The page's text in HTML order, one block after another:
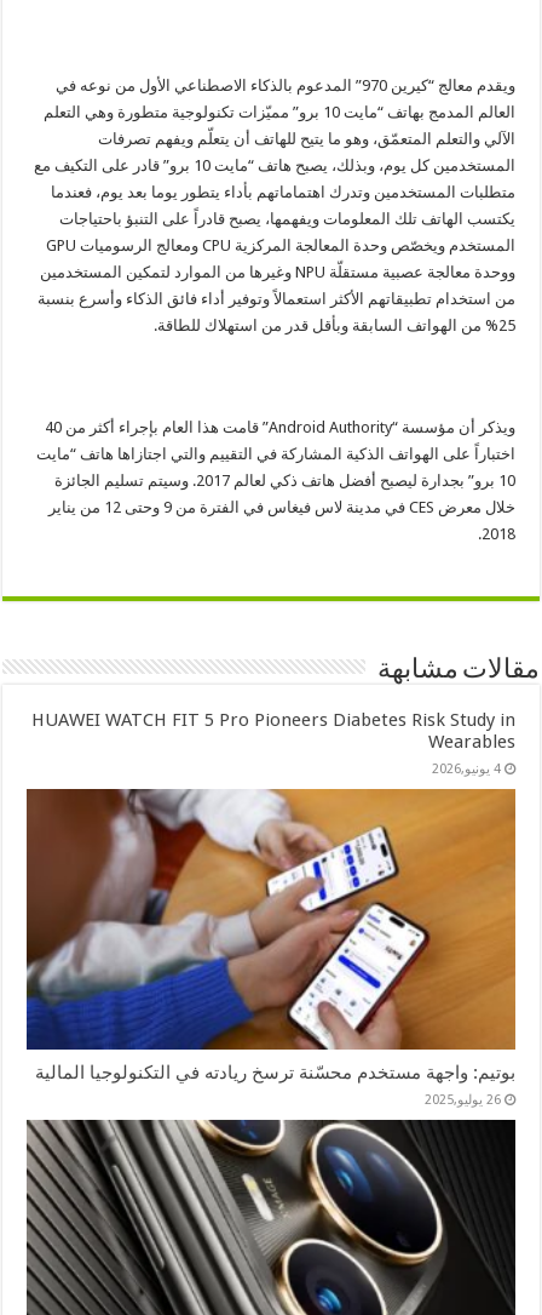
ويقدم معالج “كيرين 970” المدعوم بالذكاء الاصطناعي الأول من نوعه في
العالم المدمج بهاتف “مايت 10 برو” مميّزات تكنولوجية متطورة وهي التعلم
الآلي والتعلم المتعمّق، وهو ما يتيح للهاتف أن يتعلّم ويفهم تصرفات
المستخدمين كل يوم، وبذلك، يصبح هاتف “مايت 10 برو” قادر على التكيف مع
متطلبات المستخدمين وتدرك اهتماماتهم بأداء يتطور يوما بعد يوم، فعندما
يكتسب الهاتف تلك المعلومات ويفهمها، يصبح قادراً على التنبؤ باحتياجات
المستخدم ويخصّص وحدة المعالجة المركزية CPU ومعالج الرسوميات GPU
ووحدة معالجة عصبية مستقلّة NPU وغيرها من الموارد لتمكين المستخدمين
من استخدام تطبيقاتهم الأكثر استعمالاً وتوفير أداء فائق الذكاء وأسرع بنسبة
25% من الهواتف السابقة وبأقل قدر من استهلاك للطاقة.
ويذكر أن مؤسسة “Android Authority” قامت هذا العام بإجراء أكثر من 40
اختباراً على الهواتف الذكية المشاركة في التقييم والتي اجتازاها هاتف “مايت
10 برو” بجدارة ليصبح أفضل هاتف ذكي لعالم 2017. وسيتم تسليم الجائزة
خلال معرض CES في مدينة لاس فيغاس في الفترة من 9 وحتى 12 من يناير
2018.
مقالات مشابهة
HUAWEI WATCH FIT 5 Pro Pioneers Diabetes Risk Study in
Wearables
4 يونيو,2026
بوتيم: واجهة مستخدم محسّنة ترسخ ريادته في التكنولوجيا المالية
26 يوليو,2025